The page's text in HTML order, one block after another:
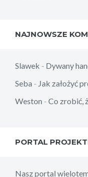
NAJNOWSZE
Slawek - Dywany
Seba - Jak założyć
Weston - Co zrobić,
PORTAL
Nasz portal